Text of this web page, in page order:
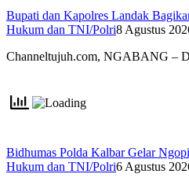
Bupati dan Kapolres Landak
Hukum dan TNI/Polri8 Agustus
Channeltujuh.com, NGABANG –
Bidhumas Polda Kalbar Gelar
Hukum dan TNI/Polri6 Agustus